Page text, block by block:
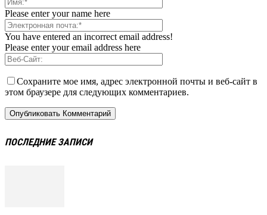
Please enter your name here
You have entered an incorrect email address!
Please enter your email address here
Сохраните мое имя, адрес электронной почты и веб-сайт в
этом браузере для следующих комментариев.
ПОСЛЕДНИЕ ЗАПИСИ